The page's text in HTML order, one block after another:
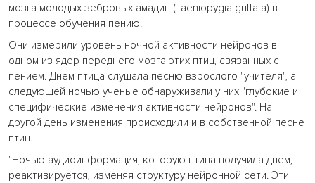
мозга молодых зебровых амадин (Taeniopygia guttata) в
процессе обучения пению.
Они измерили уровень ночной активности нейронов в
одном из ядер переднего мозга этих птиц, связанных с
пением. Днем птица слушала песню взрослого "учителя", а
следующей ночью ученые обнаруживали у них "глубокие и
специфические изменения активности нейронов". На
другой день изменения происходили и в собственной песне
птиц.
"Ночью аудиоинформация, которую птица получила днем,
реактивируется, изменяя структуру нейронной сети. Эти